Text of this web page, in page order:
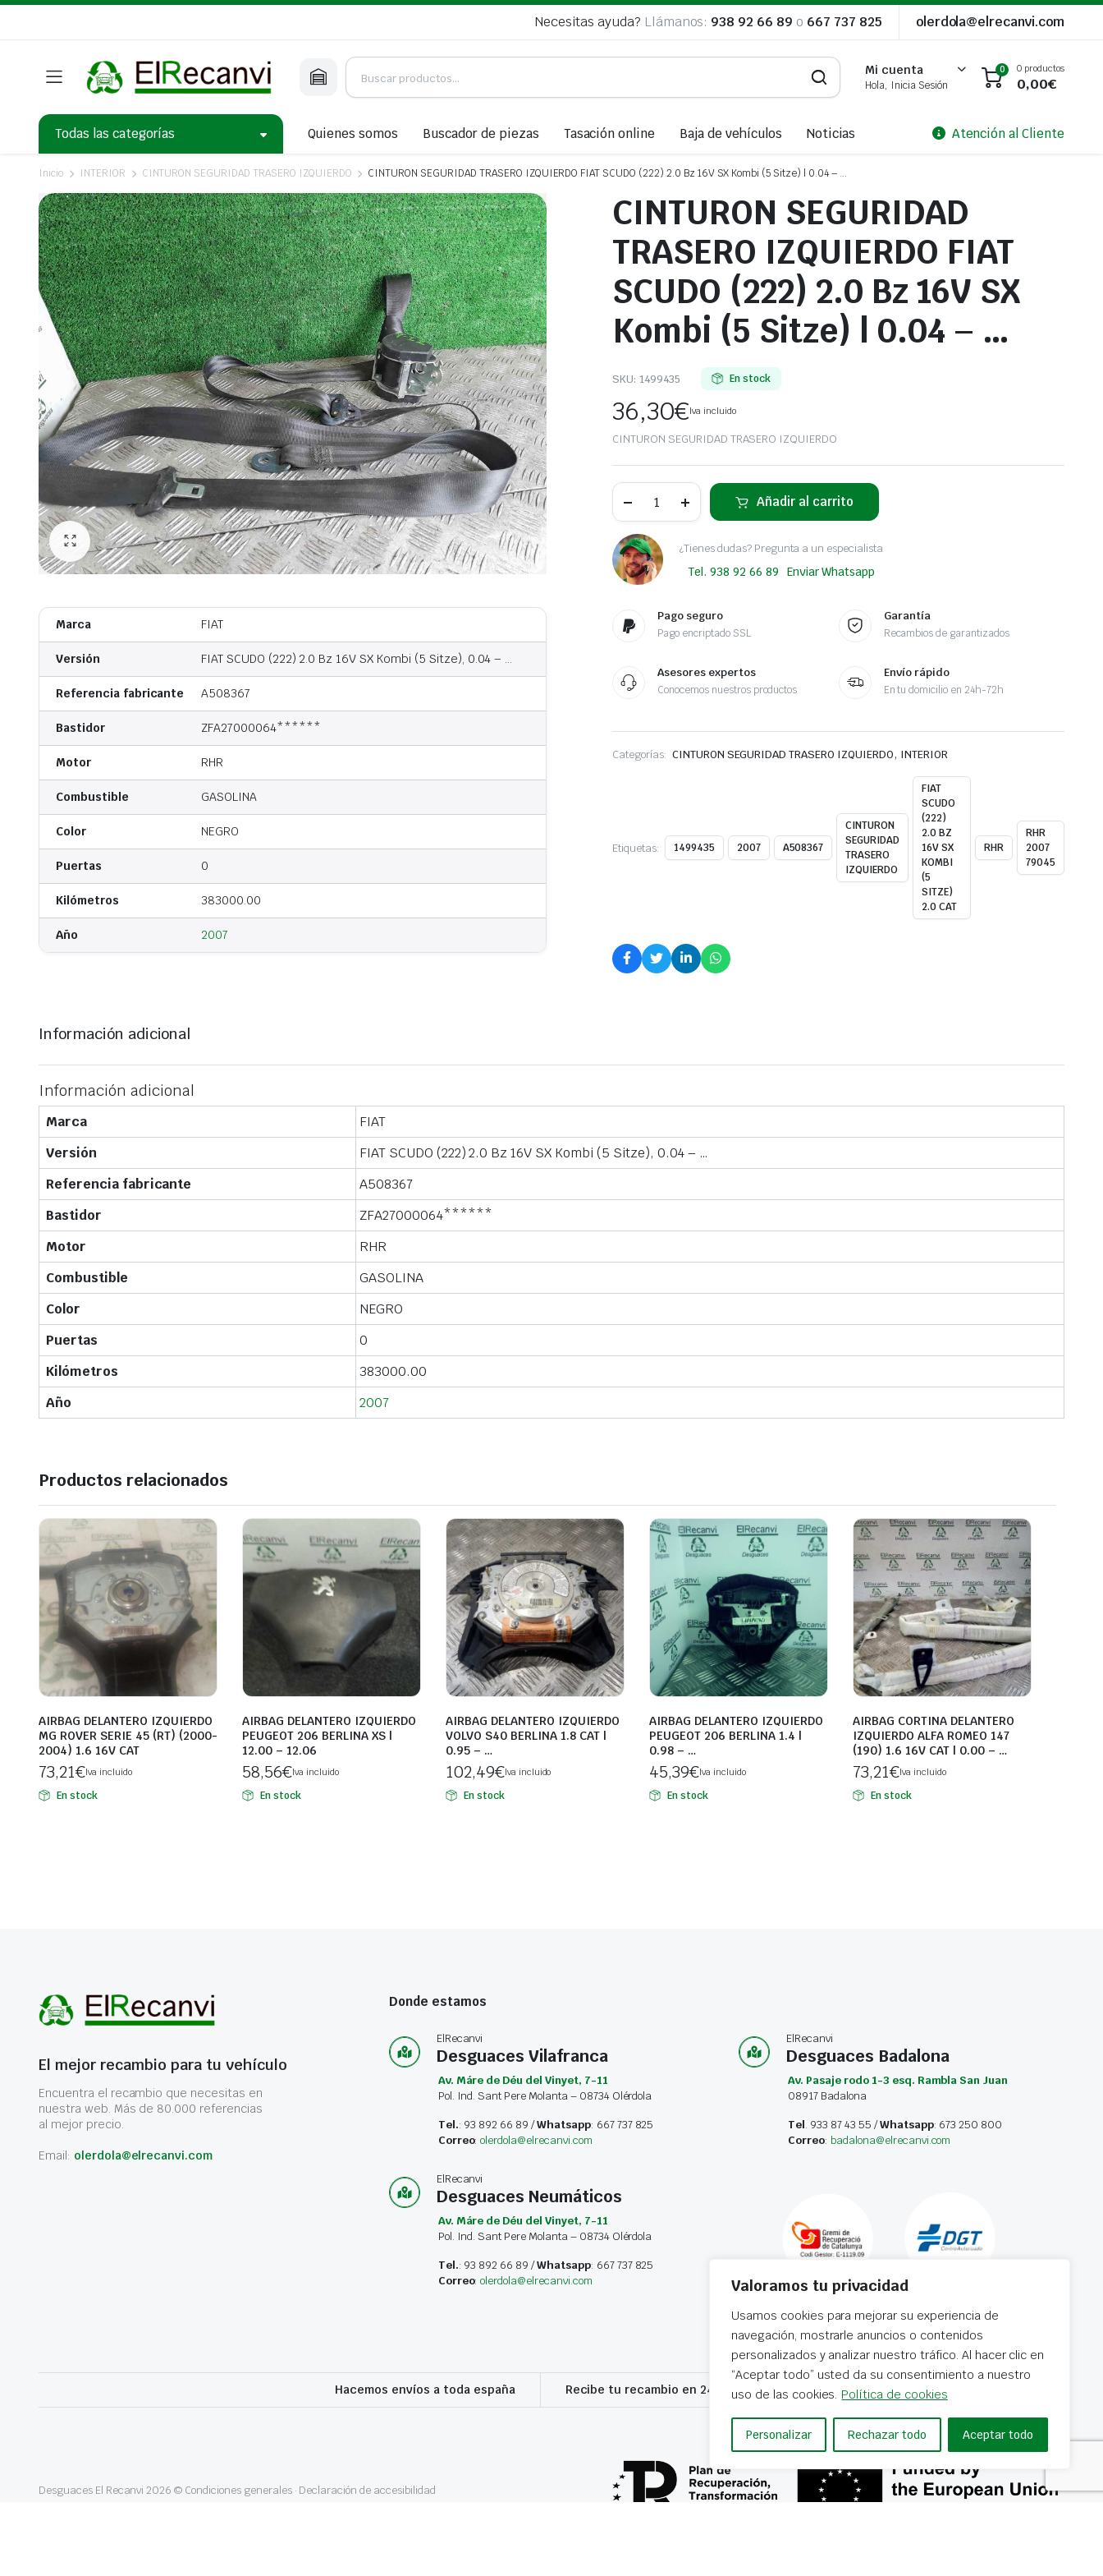
Valoramos tu privacidad
Usamos cookies para mejorar su experiencia de
navegación, mostrarle anuncios o contenidos
personalizados y analizar nuestro tráfico. Al hacer clic en
“Aceptar todo” usted da su consentimiento a nuestro
uso de las cookies. Política de cookies
Personalizar Rechazar todo Aceptar todo
Necesitas ayuda? Llámanos: 938 92 66 89 o 667 737 825 olerdola@elrecanvi.com
Mi cuenta
Hola, Inicia Sesión
0 0 productos
0,00€
Todas las categorías Quienes somos Buscador de piezas Tasación online Baja de vehículos Noticias Atención al Cliente
Inicio INTERIOR CINTURON SEGURIDAD TRASERO IZQUIERDO CINTURON SEGURIDAD TRASERO IZQUIERDO FIAT SCUDO (222) 2.0 Bz 16V SX Kombi (5 Sitze) | 0.04 – …
Marca FIAT
Versión FIAT SCUDO (222) 2.0 Bz 16V SX Kombi (5 Sitze), 0.04 – …
Referencia fabricante A508367
Bastidor ZFA27000064******
Motor RHR
Combustible GASOLINA
Color NEGRO
Puertas 0
Kilómetros 383000.00
Año 2007
CINTURON SEGURIDAD
TRASERO IZQUIERDO FIAT
SCUDO (222) 2.0 Bz 16V SX
Kombi (5 Sitze) | 0.04 – …
SKU: 1499435 En stock
36,30€Iva incluido
CINTURON SEGURIDAD TRASERO IZQUIERDO
SEGURIDAD
IZQUIERDO
FIAT
SCUDO
(222)
2.0
Kombi
Sitze)
Añadir al carrito
¿Tienes dudas? Pregunta a un especialista
Tel. 938 92 66 89 Enviar Whatsapp
Pago seguro
Pago encriptado SSL
Garantía
Recambios de garantizados
Asesores expertos
Conocemos nuestros productos
Envío rápido
En tu domicilio en 24h-72h
Categorías: CINTURON SEGURIDAD TRASERO IZQUIERDO, INTERIOR
Etiquetas: 1499435 2007 A508367
CINTURON
SEGURIDAD
TRASERO
IZQUIERDO
FIAT
SCUDO
(222)
2.0 BZ
16V SX
KOMBI
(5
SITZE)
2.0 CAT
RHR
RHR
2007
79045
Información adicional
Información adicional
Marca
FIAT
Versión
FIAT SCUDO (222) 2.0 Bz 16V SX Kombi (5 Sitze), 0.04 – …
Referencia fabricante
A508367
Bastidor
ZFA27000064******
Motor
RHR
Combustible
GASOLINA
Color
NEGRO
Puertas
0
Kilómetros
383000.00
Año
2007
Productos relacionados
AIRBAG DELANTERO IZQUIERDO
MG ROVER SERIE 45 (RT) (2000-
2004) 1.6 16V CAT
73,21€Iva incluido
En stock
AIRBAG DELANTERO IZQUIERDO
PEUGEOT 206 BERLINA XS |
12.00 – 12.06
58,56€Iva incluido
En stock
AIRBAG DELANTERO IZQUIERDO
VOLVO S40 BERLINA 1.8 CAT |
0.95 – …
102,49€Iva incluido
En stock
AIRBAG DELANTERO IZQUIERDO
PEUGEOT 206 BERLINA 1.4 |
0.98 – …
45,39€Iva incluido
En stock
AIRBAG CORTINA DELANTERO
IZQUIERDO ALFA ROMEO 147
(190) 1.6 16V CAT | 0.00 – …
73,21€Iva incluido
En stock
El mejor recambio para tu vehículo
Encuentra el recambio que necesitas en
nuestra web. Más de 80.000 referencias
al mejor precio.
Email: olerdola@elrecanvi.com
Donde estamos
ElRecanvi
Desguaces Vilafranca
Av. Máre de Déu del Vinyet, 7-11
Pol. Ind. Sant Pere Molanta – 08734 Olérdola
Tel.: 93 892 66 89 /Whatsapp: 667 737 825
Correo:olerdola@elrecanvi.com
ElRecanvi
Desguaces Neumáticos
Av. Máre de Déu del Vinyet, 7-11
Pol. Ind. Sant Pere Molanta – 08734 Olérdola
Tel.: 93 892 66 89 /Whatsapp: 667 737 825
Correo:olerdola@elrecanvi.com
ElRecanvi
Desguaces Badalona
Av. Pasaje rodo 1-3 esq. Rambla San Juan
08917 Badalona
Tel. 933 87 43 55 /Whatsapp: 673 250 800
Correo: badalona@elrecanvi.com
Hacemos envíos a toda españa Recibe tu recambio en 24-72 horas
Desguaces El Recanvi 2026 © Condiciones generales· Declaración de accesibilidad